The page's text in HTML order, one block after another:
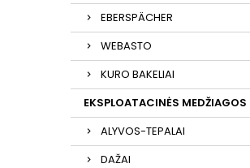
EBERSPÄCHER
WEBASTO
KURO BAKELIAI
EKSPLOATACINĖS MEDŽIAGOS
ALYVOS-TEPALAI
DAŽAI